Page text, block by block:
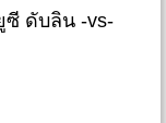
ซี ดับลิน -vs-